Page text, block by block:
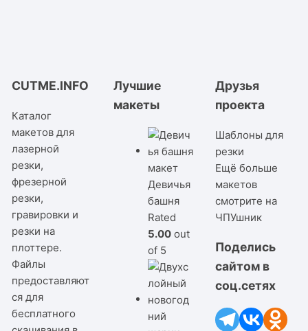
CUTME.INFO
Каталог
макетов для
лазерной
резки,
фрезерной
резки,
гравировки и
резки на
плоттере.
Файлы
предоставляют
ся для
бесплатного
Лучшие
макеты
Девичья
башня
Rated
5.00 out
of 5
Друзья
проекта
Шаблоны для
резки
Ещё больше
макетов
смотрите на
ЧПУшник
Поделись
сайтом в
соц.сетях